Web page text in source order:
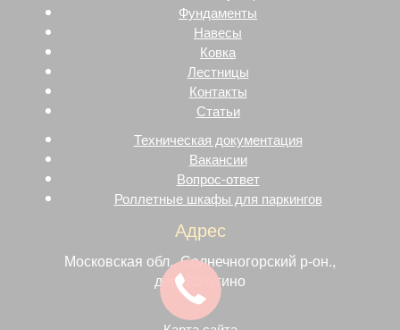
Фундаменты
Навесы
Ковка
Лестницы
Контакты
Статьи
Техническая документация
Вакансии
Вопрос-ответ
Роллетные шкафы для паркингов
Адрес
Московская обл., Солнечногорский р-он.,
дер. Кочугино